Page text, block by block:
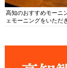
高知のおすすめモーニ
ェモーニングをいただ